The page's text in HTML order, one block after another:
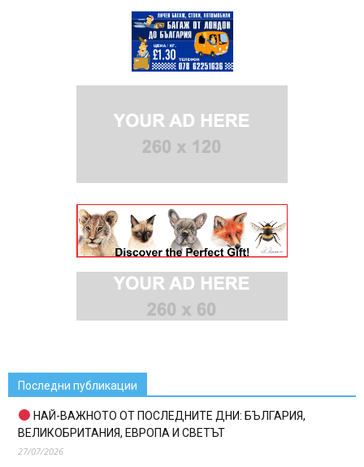
Последни публикации
НАЙ-ВАЖНОТО ОТ ПОСЛЕДНИТЕ ДНИ: БЪЛГАРИЯ,
ВЕЛИКОБРИТАНИЯ, ЕВРОПА И СВЕТЪТ
27/07/2026